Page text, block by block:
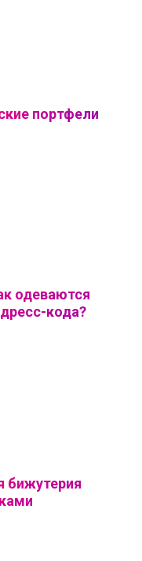
портфели
одеваются
кода?
бижутерия